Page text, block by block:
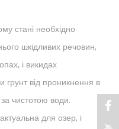
стані необхідно
шкідливих речовин,
і викидах
грунт від проникнення в
за чистотою води.
для озер, і